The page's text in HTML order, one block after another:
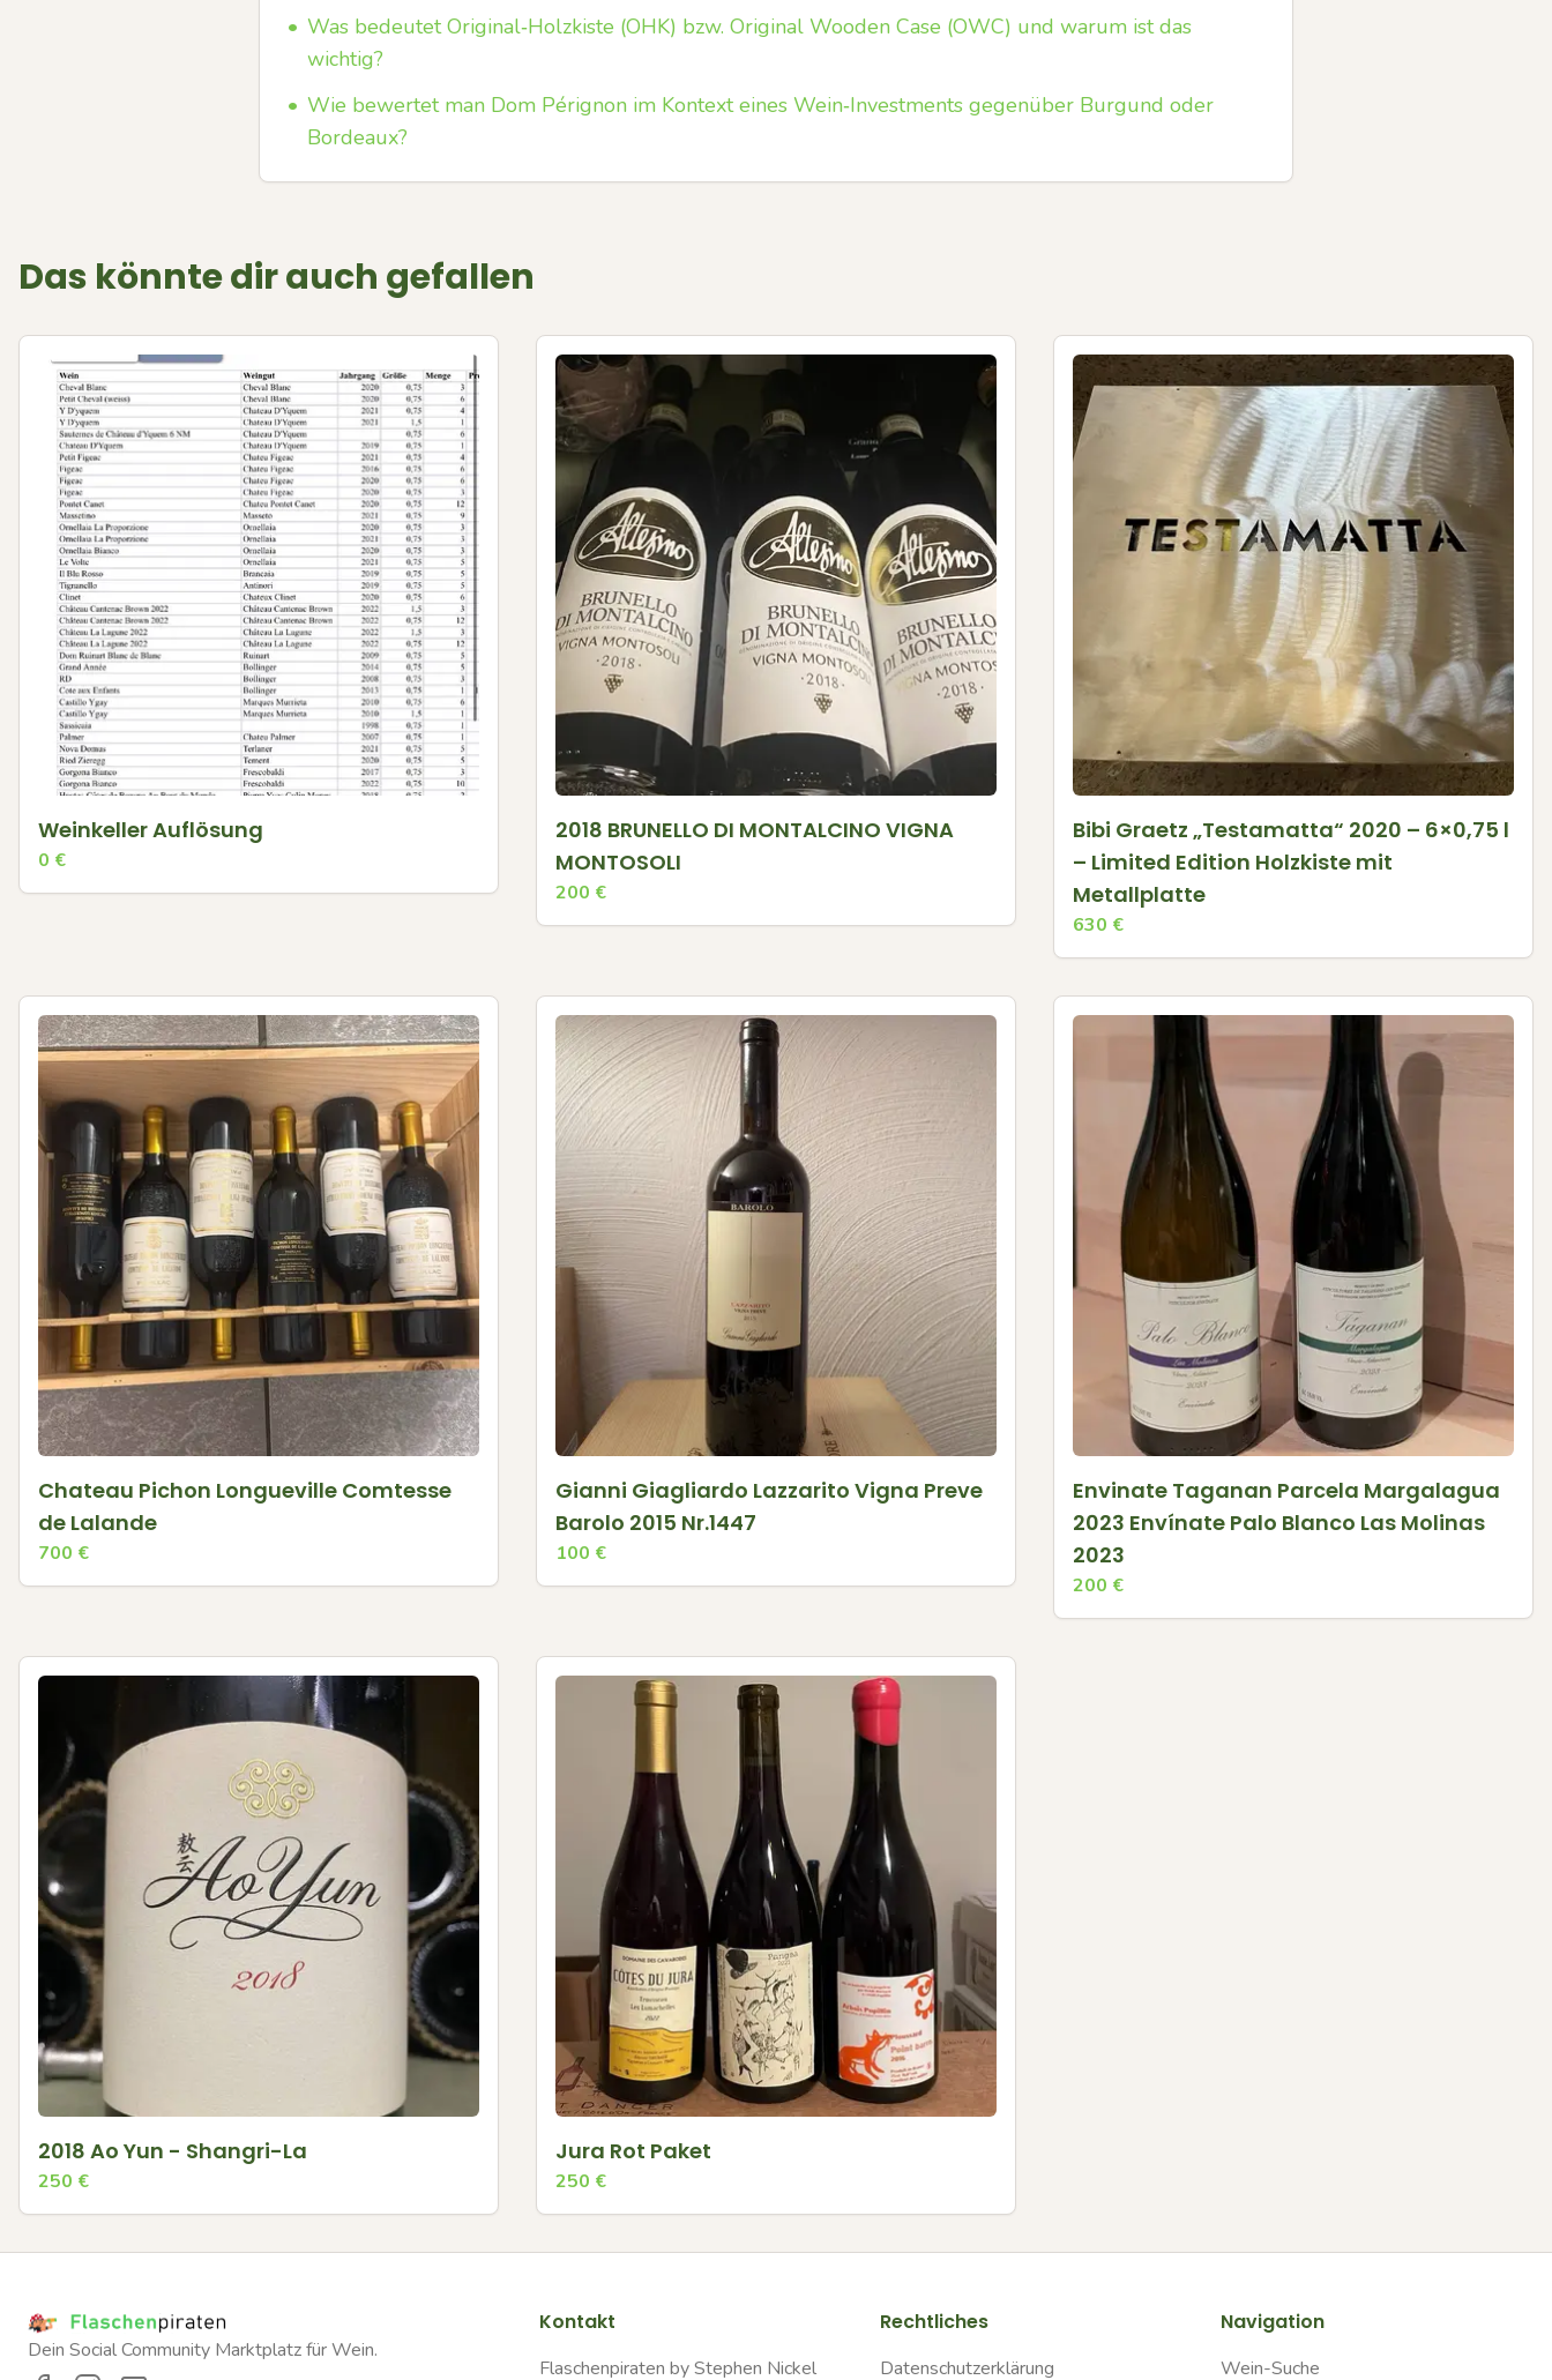
• Was bedeutet Original‑Holzkiste (OHK) bzw. Original Wooden Case (OWC) und warum ist das
wichtig?
• Wie bewertet man Dom Pérignon im Kontext eines Wein‑Investments gegenüber Burgund oder
Bordeaux?
Das könnte dir auch gefallen
Weinkeller Auflösung
0 €
2018 BRUNELLO DI MONTALCINO VIGNA
MONTOSOLI
200 €
Bibi Graetz „Testamatta“ 2020 – 6×0,75 l
– Limited Edition Holzkiste mit
Metallplatte
630 €
Chateau Pichon Longueville Comtesse
de Lalande
700 €
Gianni Giagliardo Lazzarito Vigna Preve
Barolo 2015 Nr.1447
100 €
Envinate Taganan Parcela Margalagua
2023 Envínate Palo Blanco Las Molinas
2023
200 €
2018 Ao Yun - Shangri-La
250 €
Jura Rot Paket
250 €
Dein Social Community Marktplatz für Wein.
Kontakt
Flaschenpiraten by Stephen Nickel
Rechtliches
Datenschutzerklärung
Navigation
Wein-Suche